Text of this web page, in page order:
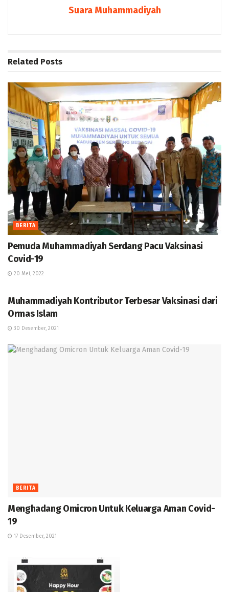
Suara Muhammadiyah
Related Posts
BERITA
Pemuda Muhammadiyah Serdang Pacu Vaksinasi
Covid-19
20 Mei, 2022
Muhammadiyah Kontributor Terbesar Vaksinasi dari
Ormas Islam
30 Desember, 2021
BERITA
Menghadang Omicron Untuk Keluarga Aman Covid-
19
17 Desember, 2021